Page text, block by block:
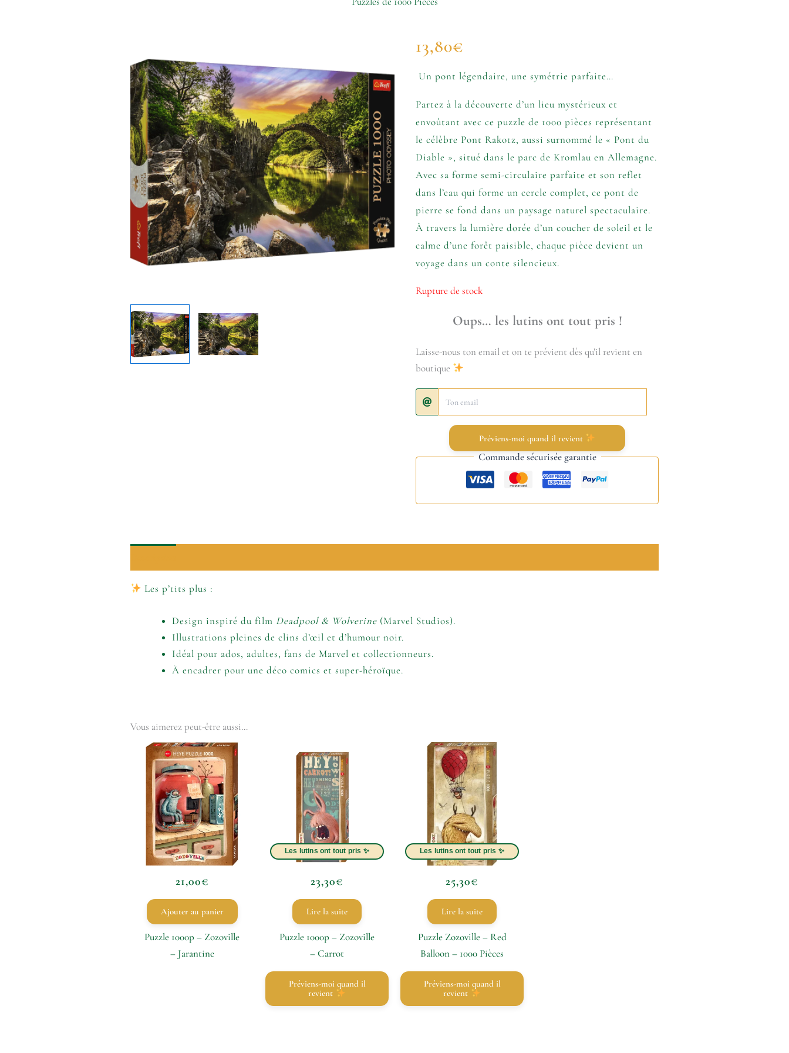
13,80€
Un pont légendaire, une symétrie parfaite…
Partez à la découverte d’un lieu mystérieux et
envoûtant avec ce puzzle de 1000 pièces représentant
le célèbre Pont Rakotz, aussi surnommé le « Pont du
Diable », situé dans le parc de Kromlau en Allemagne.
Avec sa forme semi-circulaire parfaite et son reflet
dans l’eau qui forme un cercle complet, ce pont de
pierre se fond dans un paysage naturel spectaculaire.
À travers la lumière dorée d’un coucher de soleil et le
calme d’une forêt paisible, chaque pièce devient un
voyage dans un conte silencieux.
Rupture de stock
Oups… les lutins ont tout pris !
Laisse-nous ton email et on te prévient dès qu’il revient en
boutique
Préviens-moi quand il revient
Commande sécurisée garantie
Les p’tits plus :
Design inspiré du film Deadpool & Wolverine (Marvel Studios).
Illustrations pleines de clins d’œil et d’humour noir.
Idéal pour ados, adultes, fans de Marvel et collectionneurs.
À encadrer pour une déco comics et super-héroïque.
Vous aimerez peut-être aussi…
21,00€
Ajouter au panier
Puzzle 1000p – Zozoville
– Jarantine
23,30€
Lire la suite
Puzzle 1000p – Zozoville
– Carrot
Préviens-moi quand il
revient
25,30€
Lire la suite
Puzzle Zozoville – Red
Balloon – 1000 Pièces
Préviens-moi quand il
revient